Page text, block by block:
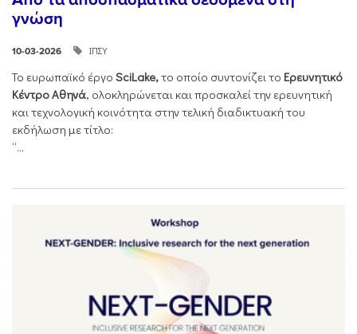
γνώση
10-03-2026 ΙΠΣΥ
Το ευρωπαϊκό έργο SciLake,το οποίο συντονίζει το Ερευνητικό
Κέντρο Αθηνά, ολοκληρώνεται και προσκαλεί την ερευνητική
και τεχνολογική κοινότητα στην τελική διαδικτυακή του
εκδήλωση με τίτλο:
“...